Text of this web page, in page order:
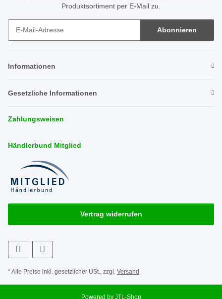
Produktsortiment per E-Mail zu.
Abonnieren
Informationen
Gesetzliche Informationen
Zahlungsweisen
Händlerbund Mitglied
Vertrag widerrufen
* Alle Preise inkl. gesetzlicher USt., zzgl. Versand
Powered by JTL-Shop